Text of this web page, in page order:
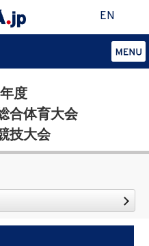
EN
度
合体育大会
技大会